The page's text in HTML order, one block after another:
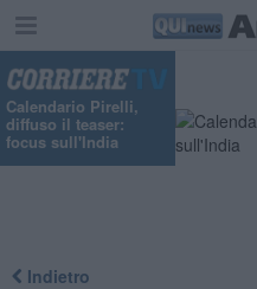
Calendario Pirelli,
diffuso il teaser:
focus sull'India
Indietro